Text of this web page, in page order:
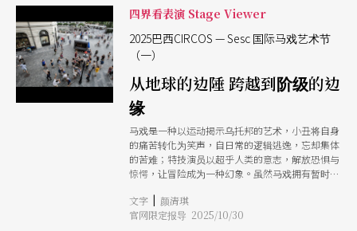
剧团（Ca Cclicus）《垂老之美》（Vetus
Venustas ）找来 67 岁至 80 岁的长者与青年表演
者同台，将个人档案与记忆带进作品，产生跨世代
的对话和连结。两部作品都在单纯展示技巧之外，
老年人的仓库，我们如何让「衰老」成为另一种创
造的力量。 与高龄马戏形成对照，澳洲三角裤工
厂（Briefs Factory）的《脏脏秀》（Dirty
Laundry）则用更激进的方式，直接把酷儿身体推
到舞台正中央。《脏脏秀》延续他们一贯的「酷儿
歌舞马戏」风格，将高空特技、杂耍、火焰呼拉
圈、变装秀与脱衣舞融为一炉，既挑逗又张扬，逗
得现场观众捧腹大笑。主创者费兹．法纳那（Fez
Faanana）说：这场秀是要把那些被社会视为荒唐
或羞耻的事，堂而皇之地放到舞台中央，「我们庆
祝差异、相似、创造力，以及做自己的自由即便看
四界看表演 Stage Viewer
2025巴西CIRCOS — Sesc 国际马戏艺术节
（一）
从地球的边陲 跨越到阶级的边
缘
马戏是一种以运动揭示乌托邦的艺术，小丑将自身
的痛苦转化为笑声，自日常的逻辑逃逸，忘却集体
的苦难；特技演员以超乎人类的意志，解放恐惧与
惊愕，让冒险成为一种幻象。虽然马戏拥有暂时中
酷无动于衷，因为浪漫的巡演梦想总伴随著严苛的
处境。 由巴西社会服务机构 Sesc 主办，今
文字 | 颜清琪
官网限定报导 2025/10/30